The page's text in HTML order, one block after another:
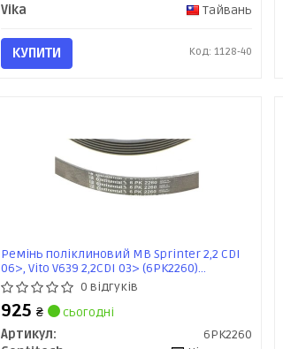
Vika
Тайвань
КУПИТИ Код: 1128-40
Ремінь поліклиновий MB Sprinter 2,2 CDI
06>, Vito V639 2,2CDI 03> (6PK2260)
ContiTech
0 відгуків
925₴
сьогодні
Артикул:
6PK2260